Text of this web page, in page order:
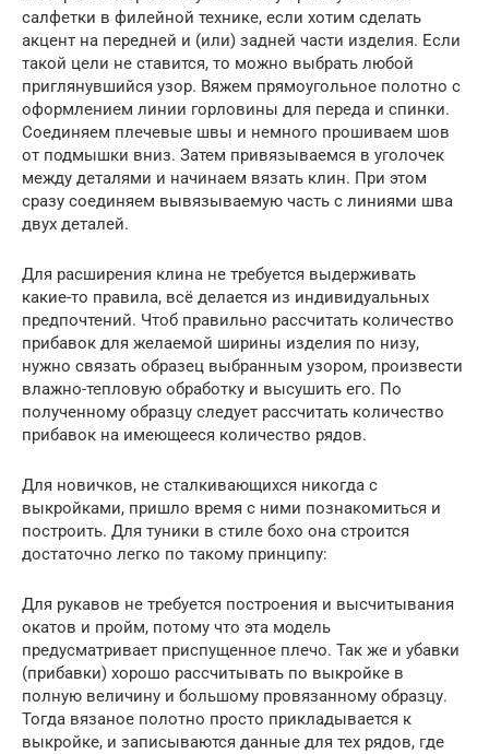
салфетки в филейной технике, если хотим сделать
акцент на передней и (или) задней части изделия. Если
такой цели не ставится, то можно выбрать любой
приглянувшийся узор. Вяжем прямоугольное полотно с
оформлением линии горловины для переда и спинки.
Соединяем плечевые швы и немного прошиваем шов
от подмышки вниз. Затем привязываемся в уголочек
между деталями и начинаем вязать клин. При этом
сразу соединяем вывязываемую часть с линиями шва
двух деталей.
Для расширения клина не требуется выдерживать
какие-то правила, всё делается из индивидуальных
предпочтений. Чтоб правильно рассчитать количество
прибавок для желаемой ширины изделия по низу,
нужно связать образец выбранным узором, произвести
влажно-тепловую обработку и высушить его. По
полученному образцу следует рассчитать количество
прибавок на имеющееся количество рядов.
Для новичков, не сталкивающихся никогда с
выкройками, пришло время с ними познакомиться и
построить. Для туники в стиле бохо она строится
достаточно легко по такому принципу:
Для рукавов не требуется построения и высчитывания
окатов и пройм, потому что эта модель
предусматривает приспущенное плечо. Так же и убавки
(прибавки) хорошо рассчитывать по выкройке в
полную величину и большому провязанному образцу.
Тогда вязаное полотно просто прикладывается к
выкройке, и записываются данные для тех рядов, где